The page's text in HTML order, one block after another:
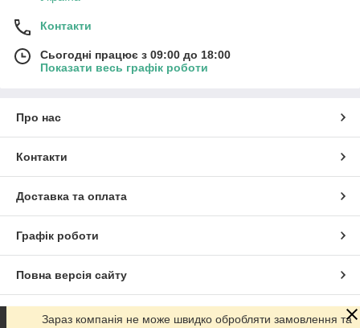
Контакти
Сьогодні працює з 09:00 до 18:00
Показати весь графік роботи
Про нас
Контакти
Доставка та оплата
Графік роботи
Повна версія сайту
Сайт створено на маркетплейсі Prom.ua
Зараз компанія не може швидко обробляти замовлення та